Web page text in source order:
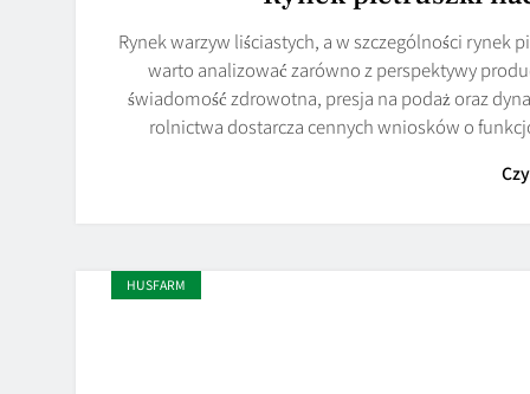
Rynek warzyw liściastych, a w szczególności rynek
warto analizować zarówno z perspektywy
świadomość zdrowotna, presja na podaż oraz
rolnictwa dostarcza cennych wniosków o
HUSFARM